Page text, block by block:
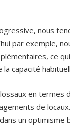
nous
par exemple,
ce
capacité
en termes
de
un optimisme